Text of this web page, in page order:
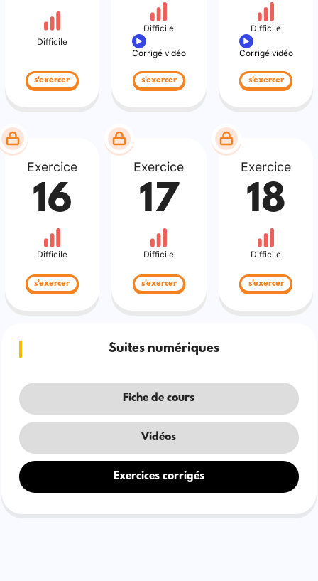
Difficile
s'exercer
Difficile
Corrigé vidéo
s'exercer
Difficile
Corrigé vidéo
s'exercer
Exercice
16
Difficile
s'exercer
Exercice
17
Difficile
s'exercer
Exercice
18
Difficile
s'exercer
Suites numériques
Fiche de cours
Vidéos
Exercices corrigés